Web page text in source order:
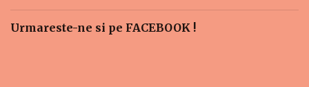
Urmareste-ne si pe FACEBOOK !